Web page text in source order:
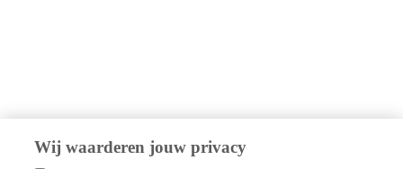
Wij waarderen jouw privacy